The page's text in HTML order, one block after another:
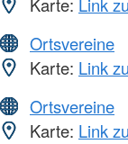
Karte: Link
Ortsvereine
Karte: Link
Ortsvereine
Karte: Link